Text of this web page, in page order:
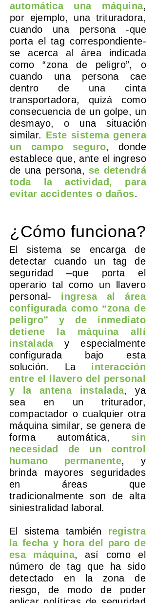
automática una máquina,
por ejemplo, una trituradora,
cuando una persona -que
porta el tag correspondiente-
se acerca al área indicada
como “zona de peligro”, o
cuando una persona cae
dentro de una cinta
transportadora, quizá como
consecuencia de un golpe, un
desmayo, o una situación
similar. Este sistema genera
un campo seguro, donde
establece que, ante el ingreso
de una persona, se detendrá
toda la actividad, para
evitar accidentes o daños.
¿Cómo funciona?
El sistema se encarga de
detectar cuando un tag de
seguridad –que porta el
operario tal como un llavero
personal- ingresa al área
configurada como “zona de
peligro” y de inmediato
detiene la máquina allí
instaladay especialmente
configurada bajo esta
solución. La interacción
entre el llavero del personal
y la antena instalada, ya
sea en un triturador,
compactador o cualquier otra
máquina similar, se genera de
forma automática, sin
necesidad de un control
humano permanente, y
brinda mayores seguridades
en áreas que
tradicionalmente son de alta
siniestralidad laboral.
El sistema también registra
la fecha y hora del paro de
esa máquina, así como el
número de tag que ha sido
detectado en la zona de
riesgo, de modo de poder